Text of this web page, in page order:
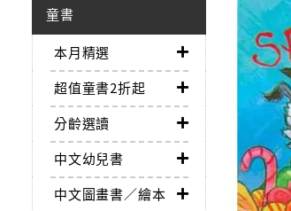
童書
本月精選
超值童書2折起
分齡選讀
中文幼兒書
中文圖畫書／繪本